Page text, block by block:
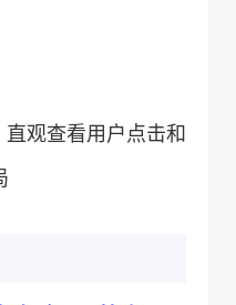
观查看用户点击和